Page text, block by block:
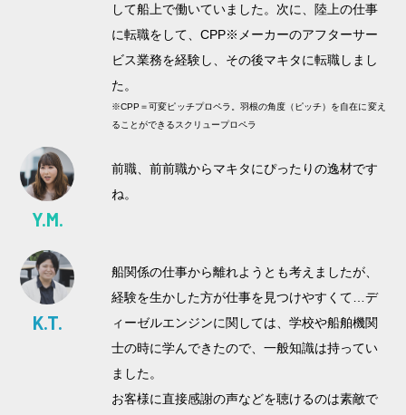
して船上で働いていました。次に、陸上の仕事
に転職をして、CPP※メーカーのアフターサー
ビス業務を経験し、その後マキタに転職しまし
た。
※CPP＝可変ピッチプロペラ。羽根の角度（ピッチ）を自在に変え
ることができるスクリュープロペラ
Y.M.
前職、前前職からマキタにぴったりの逸材です
ね。
K.T.
船関係の仕事から離れようとも考えましたが、
経験を生かした方が仕事を見つけやすくて…デ
ィーゼルエンジンに関しては、学校や船舶機関
士の時に学んできたので、一般知識は持ってい
ました。
お客様に直接感謝の声などを聴けるのは素敵で